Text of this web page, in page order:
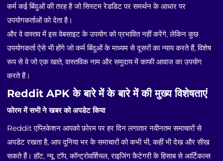
कर्म कई बिंदुओं की तरह है जो सिस्टम रेडडिट पर समर्थन के आधार पर
उपयोगकर्ताओं को देता है।
और वे वास्तव में इस वेबसाइट के उपयोग को प्रभावित नहीं करेंगे, लेकिन कुछ
उपयोगकर्ता ऐसे भी होंगे जो कर्म बिंदुओं के माध्यम से दूसरों का न्याय करते हैं, विशेष
रूप से वे जो एक खाते, वास्तविक नाम और समुदाय में काफी आवाज का उपयोग
करते हैं।
Reddit APK के बारे में के बारे में की मुख्य विशेषताएं
फोरम में सभी ने खबर को अपडेट किया
Reddit एप्लिकेशन आपको फ़ोरम पर हर दिन लगातार नवीनतम समाचारों से
अपडेट रखता है, आप दुनिया भर के समाचारों को कभी भी, कहीं भी देख और सीख
सकते हैं। हॉट, न्यू, टॉप, कॉन्ट्रोवर्शियल, राइजिंग कैटेगरी के हिसाब से आर्टिकल्स